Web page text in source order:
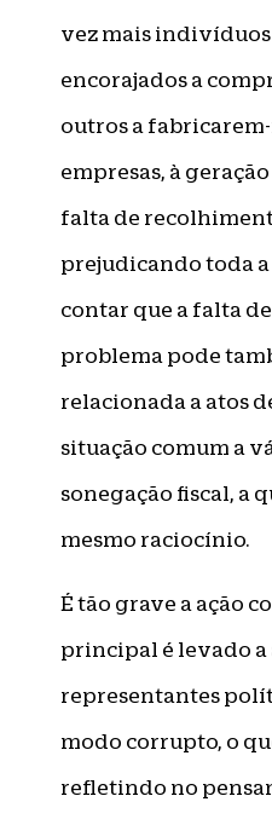
vez mais indivíduos
encorajados a
outros a
empresas, à
falta de
prejudicando toda
contar que a falta
problema pode
relacionada a atos
situação comum a
sonegação fiscal, a
mesmo raciocínio.
É tão grave a ação
principal é levado a
representantes
modo corrupto, o
refletindo no